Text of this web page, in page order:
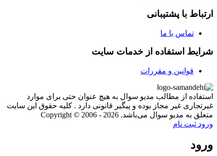
ارتباط با پشتیبانی
تماس با ما
شرایط استفاده از خدمات سایت
قوانین و مقررات
استفاده از مطالب مدیو سوال به هیچ عنوان حتی برای موارد
غیرتجاری غیر مجاز بوده و پیگیر قانونی دارد . کلیه حقوق این سایت
متعلق به مدیو سوال می‌باشد. Copyright © 2006 - 2026
ورود ثبت نام
ورود